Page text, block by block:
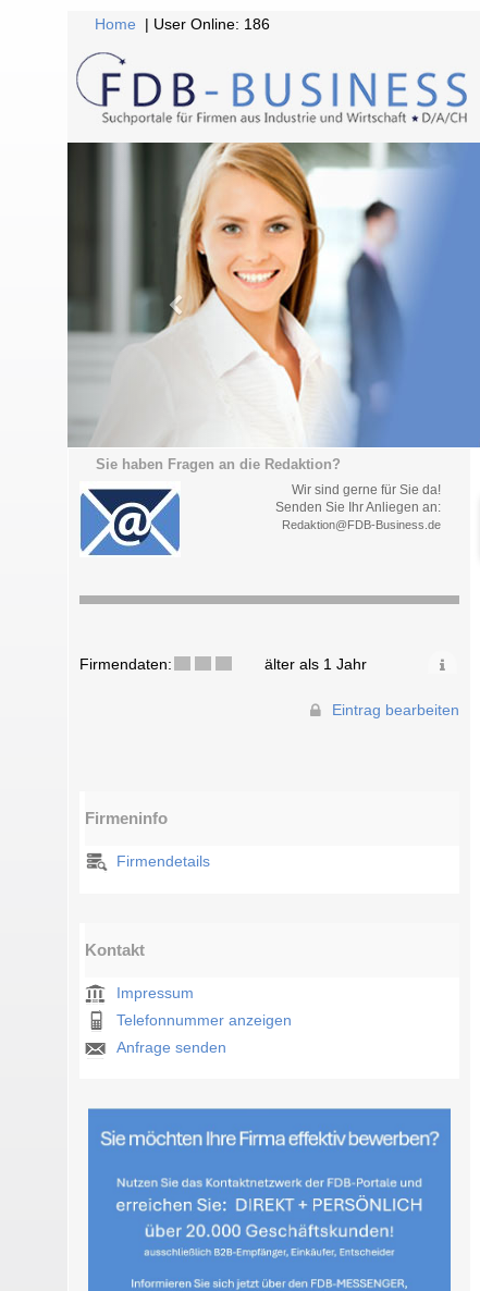
Home | User Online: 186
Sie haben Fragen an die Redaktion?
Wir sind gerne für Sie da!
Senden Sie Ihr Anliegen an:
Redaktion@FDB-Business.de
Firmendaten: älter als 1 Jahr
Eintrag bearbeiten
Firmeninfo
Firmendetails
Kontakt
Impressum
Telefonnummer anzeigen
Anfrage senden